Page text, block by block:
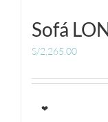
Sofá
S/2,265.00
❤